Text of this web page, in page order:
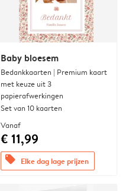
Baby bloesem
Bedankkaarten | Premium kaart
met keuze uit 3
papierafwerkingen
Set van 10 kaarten
Vanaf
€ 11,99
offers Elke dag lage prijzen